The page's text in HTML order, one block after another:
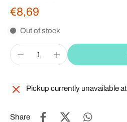
€8,69
Out of stock
Pickup currently unavailable at
Share